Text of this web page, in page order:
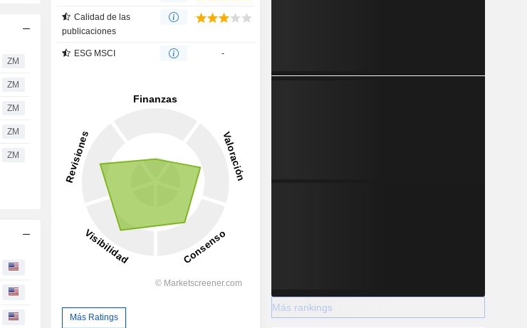
ZM
ZM
ZM
ZM
ZM
Calidad de las
publicaciones
ESG MSCI -
Más Ratings
Más rankings